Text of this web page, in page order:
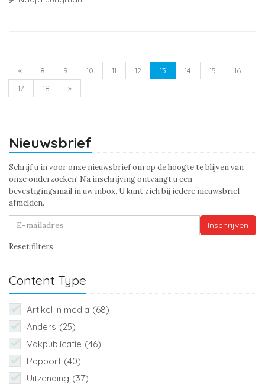
« 8 9 10 11 12 13 14 15
16
17
18 »
Nieuwsbrief
Schrijf u in voor onze nieuwsbrief om op de hoogte te blijven van
onze onderzoeken! Na inschrijving ontvangt u een
bevestigingsmail in uw inbox. U kunt zich bij iedere nieuwsbrief
afmelden.
Inschrijven
Reset filters
Content Type
Artikel in media (68)
Anders (25)
Vakpublicatie (46)
Rapport (40)
Uitzending (37)